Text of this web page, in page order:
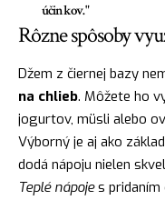
účinkov."
Rôzne spôsoby
Džem z čiernej bazy
na chlieb. Môžete ho
jogurtov, müsli alebo
Výborný je aj ako
dodá nápoju nielen
Teplé nápojes pridaním